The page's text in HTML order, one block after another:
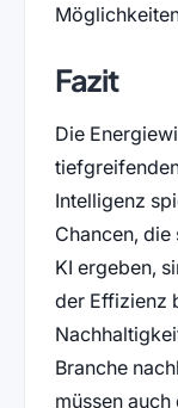
Fazit
Die
Intelligenz
Chancen,
KI ergeben,
der Effizienz
Branche
müssen